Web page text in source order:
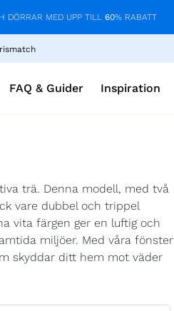
DÖRRAR MED UPP TILL 60% RABATT
FAQ & Guider Inspiration
trä. Denna modell, med två
vare dubbel och trippel
vita färgen ger en luftig och
miljöer. Med våra fönster
skyddar ditt hem mot väder